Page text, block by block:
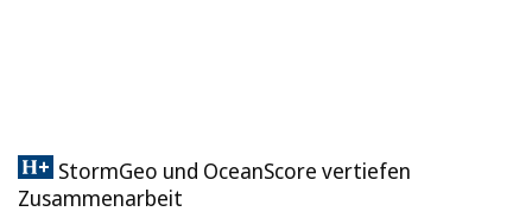
StormGeo und OceanScore vertiefen
Zusammenarbeit